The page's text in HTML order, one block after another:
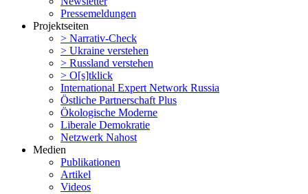
Presse­mel­dungen
Projekt­seiten
> Narrativ-Check
> Ukraine verstehen
> Russland verstehen
> O[s]tklick
Inter­na­tional Expert Network Russia
Östliche Partner­schaft Plus
Ökolo­gische Moderne
Liberale Demokratie
Netzwerk Nahost
Medien
Publi­ka­tionen
Artikel
Videos